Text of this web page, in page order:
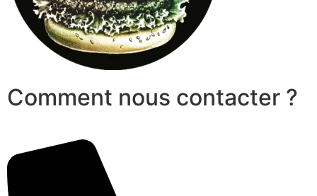
Comment nous contacter ?